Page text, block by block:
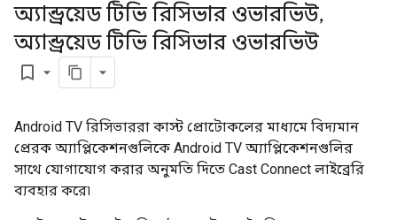
অ্যান্ড্রয়েড টিভি রিসিভার ওভারভিউ,
অ্যান্ড্রয়েড টিভি রিসিভার ওভারভিউ
bookmark_border
Android TV রিসিভাররা কাস্ট প্রোটোকলের মাধ্যমে বিদ্যমান
প্রেরক অ্যাপ্লিকেশনগুলিকে Android TV অ্যাপ্লিকেশনগুলির
সাথে যোগাযোগ করার অনুমতি দিতে Cast Connect লাইব্রেরি
ব্যবহার করে৷